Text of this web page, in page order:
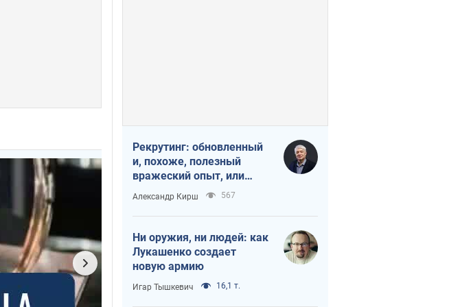
Рекрутинг: обновленный
и, похоже, полезный
вражеский опыт, или
Диалектика
требовательной трусости
Александр Кирш 567
Ни оружия, ни людей: как
Лукашенко создает
новую армию
Игар Тышкевич 16,1 т.